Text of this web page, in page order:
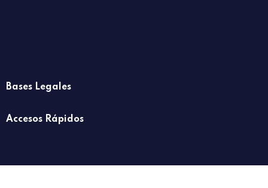
Bases Legales
Accesos Rápidos